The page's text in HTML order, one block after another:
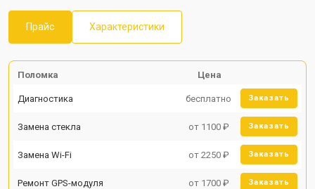
Прайс Характеристики
Поломка Цена
Диагностика бесплатно Заказать
Замена стекла от 1100 ₽ Заказать
Замена Wi-Fi от 2250 ₽ Заказать
Ремонт GPS-модуля от 1700 ₽ Заказать